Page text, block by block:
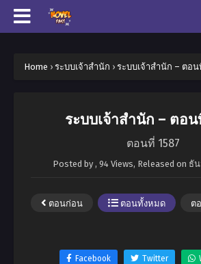
Home › ระบบเจ้าสำนัก › ระบบเจ้าสำนัก – ตอน
ระบบเจ้าสำนัก – ตอน
ตอนที่ 1587
Posted by , 94 Views, Released on ธัน
ตอนก่อน ตอนทั้งหมด ต
Facebook Twitter